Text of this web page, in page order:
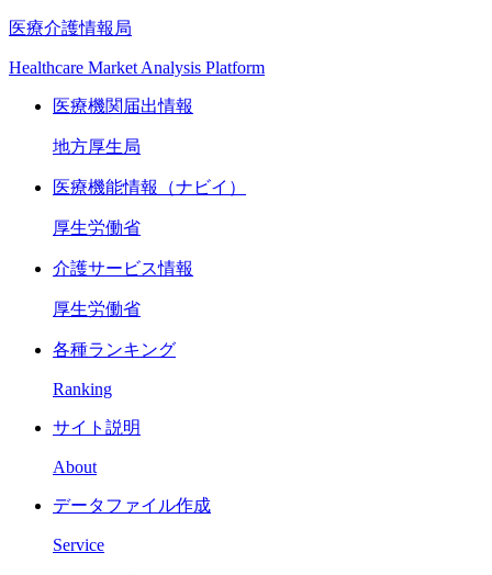
医療介護情報局
Healthcare Market Analysis Platform
医療機関届出情報
地方厚生局
医療機能情報（ナビイ）
厚生労働省
介護サービス情報
厚生労働省
各種ランキング
Ranking
サイト説明
About
データファイル作成
Service